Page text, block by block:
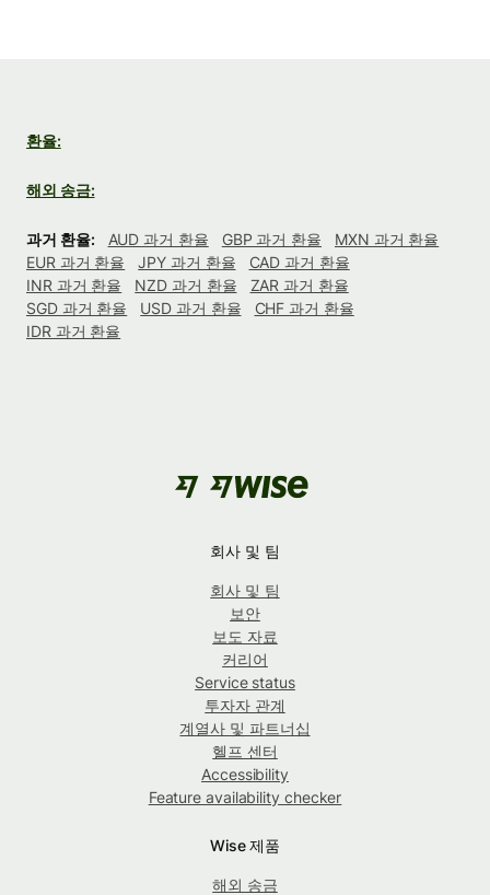
환율:
해외 송금:
과거 환율: AUD 과거 환율 GBP 과거 환율
MXN 과거 환율
EUR 과거 환율
JPY 과거 환율
CAD 과거 환율
INR 과거 환율
NZD 과거 환율
ZAR 과거 환율
SGD 과거 환율
USD 과거 환율
CHF 과거 환율
IDR 과거 환율
회사 및 팀
회사 및 팀
보안
보도 자료
커리어
Service status
투자자 관계
계열사 및 파트너십
헬프 센터
Accessibility
Feature availability checker
Wise 제품
해외 송금